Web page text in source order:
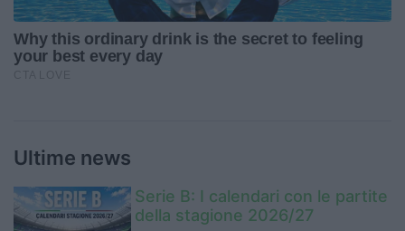
Ultime news
Serie B: I calendari con le partite
della stagione 2026/27